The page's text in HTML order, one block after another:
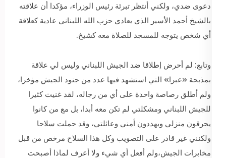
دعوى ضدي، ولكني أنتظر تبرئة رئيس الوزراء، مؤكدا أن علاقته
بالشيخ أحمد الأسير الذي يعادي حزب الله اللبناني عادية كعلاقة
أي شخص يتوجه للمسجد للصلاة معه كشيخ.
وتابع: لم أحرض إطلاقا ضد الجيش اللبناني وليس لي علاقة
بمذبحة «عبرا» التي استشهد فيها عدد من جنود الجيش مؤخرا،
ولم أطلق رصاصة واحدة على أي من رجاله، لقد غنيت كثيرا
للجيش اللبناني ومشكلتي لم تكن معه أبدا، بل مع من كانوا
يحرقون منزلي ويهددون أمني وعائلتي، وقد حملت سلاحا
ولكنني غير قادر على التصويب وكل هذا السلاح مرخص من قبل
مخابرات الجيش،ولم أفعل أي شيء ولا أعرف لماذا أصبحت